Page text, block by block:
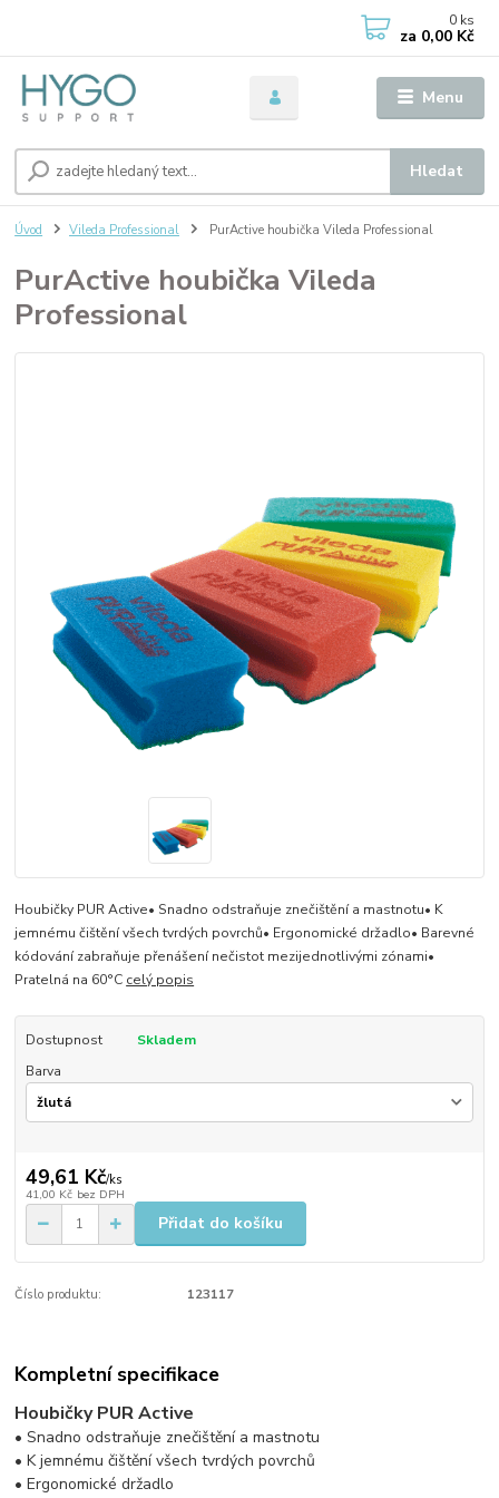
Menu
Hledat
0 ks
za 0,00 Kč
Úvod Vileda Professional PurActive houbička Vileda Professional
PurActive houbička Vileda
Professional
Houbičky PUR Active• Snadno odstraňuje znečištění a mastnotu• K
jemnému čištění všech tvrdých povrchů• Ergonomické držadlo• Barevné
kódování zabraňuje přenášení nečistot mezijednotlivými zónami•
Pratelná na 60°C celý popis
Dostupnost
Skladem
Barva
49,61 Kč/ks
41,00 Kč bez DPH
Přidat do košíku
Číslo produktu: 123117
Kompletní specifikace
Houbičky PUR Active
• Snadno odstraňuje znečištění a mastnotu
• K jemnému čištění všech tvrdých povrchů
• Ergonomické držadlo